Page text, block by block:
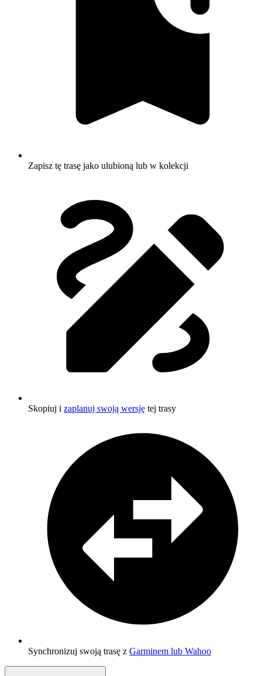
Zapisz tę trasę jako ulubioną lub w kolekcji
Skopiuj i zaplanuj swoją wersję tej trasy
Synchronizuj swoją trasę z Garminem lub Wahoo